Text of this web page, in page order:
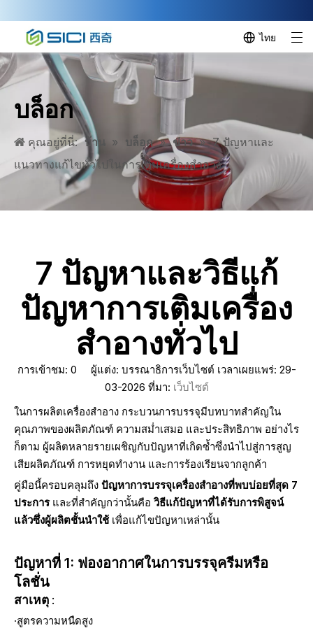
ไทย
บล็อก
คุณอยู่ที่นี่: บ้าน » บล็อก » ข่าว » 7 ปัญหาและ
แนวทางแก้ไขทั่วไปในการเติมเครื่องสำอาง
7 ปัญหาและวิธีแก้
ปัญหาการเติมเครื่อง
สำอางทั่วไป
การเข้าชม: 0 ผู้แต่ง: บรรณาธิการเว็บไซต์ เวลาเผยแพร่: 29-
03-2026 ที่มา: เว็บไซต์
ในการผลิตเครื่องสำอาง กระบวนการบรรจุมีบทบาทสำคัญใน
คุณภาพของผลิตภัณฑ์ ความสม่ำเสมอ และประสิทธิภาพ อย่างไร
ก็ตาม ผู้ผลิตหลายรายเผชิญกับปัญหาที่เกิดซ้ำซึ่งนำไปสู่การสูญ
เสียผลิตภัณฑ์ การหยุดทำงาน และการร้องเรียนจากลูกค้า
คู่มือนี้ครอบคลุมถึง ปัญหาการบรรจุเครื่องสำอางที่พบบ่อยที่สุด 7
ประการ และที่สำคัญกว่านั้นคือวิธีแก้ปัญหาที่ได้รับการพิสูจน์
แล้วซึ่งผู้ผลิตชั้นนำใช้ เพื่อแก้ไขปัญหาเหล่านั้น
ปัญหาที่ 1: ฟองอากาศในการบรรจุครีมหรือ
โลชั่น
สาเหตุ :
·สูตรความหนืดสูง